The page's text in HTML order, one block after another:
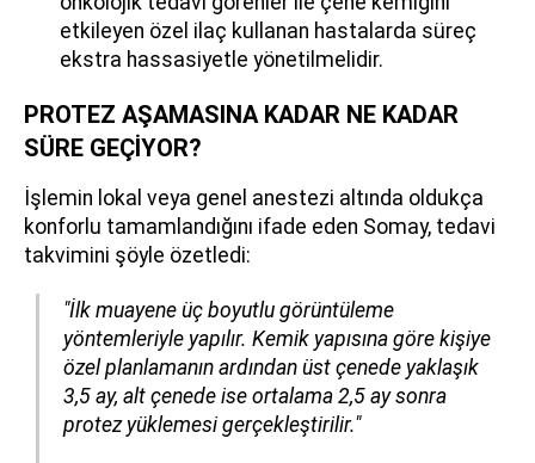
etkileyen özel ilaç kullanan hastalarda süreç
ekstra hassasiyetle yönetilmelidir.
PROTEZ AŞAMASINA KADAR NE KADAR
SÜRE GEÇİYOR?
İşlemin lokal veya genel anestezi altında oldukça
konforlu tamamlandığını ifade eden Somay, tedavi
takvimini şöyle özetledi:
"İlk muayene üç boyutlu görüntüleme
yöntemleriyle yapılır. Kemik yapısına göre kişiye
özel planlamanın ardından üst çenede yaklaşık
3,5 ay, alt çenede ise ortalama 2,5 ay sonra
protez yüklemesi gerçekleştirilir."